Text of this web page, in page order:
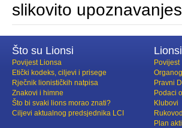
slikovito
Što su Lionsi
Povijest Lionsa
Etički kodeks, ciljevi i prisege
Rječnik lionističkih natpisa
Znakovi i himne
Što bi svaki lions morao znati?
Ciljevi aktualnog predsjednika LCI
Povijest
Pravni
Podaci
Klubovi
Plan